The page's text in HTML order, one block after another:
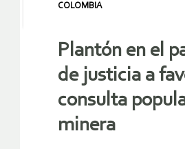
COLOMBIA
Plantón en el
de justicia a
consulta
minera